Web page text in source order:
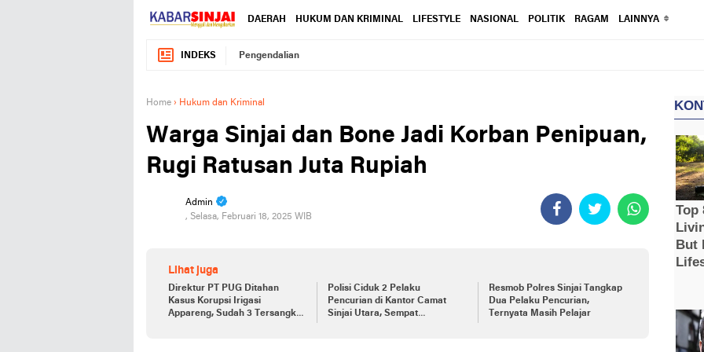
DAERAH HUKUM DAN KRIMINAL LIFESTYLE NASIONAL POLITIK RAGAM LAINNYA
INDEKS Pengendalian
Home › Hukum dan Kriminal
Warga Sinjai dan Bone Jadi Korban Penipuan,
Rugi Ratusan Juta Rupiah
Admin
, Selasa, Februari 18, 2025 WIB
Lihat juga
Direktur PT PUG Ditahan
Kasus Korupsi Irigasi
Appareng, Sudah 3 Tersangka
Polisi Ciduk 2 Pelaku
Pencurian di Kantor Camat
Sinjai Utara, Sempat
Resmob Polres Sinjai Tangkap
Dua Pelaku Pencurian,
Ternyata Masih Pelajar